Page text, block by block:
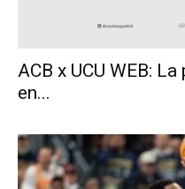
ACB x UCU WEB:
en...